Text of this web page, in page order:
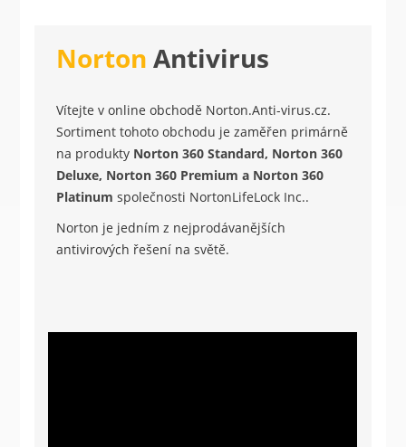
Norton Antivirus
Vítejte v online obchodě Norton.Anti-virus.cz.
Sortiment tohoto obchodu je zaměřen primárně
na produkty Norton 360 Standard, Norton 360
Deluxe, Norton 360 Premium a Norton 360
Platinum společnosti NortonLifeLock Inc..
Norton je jedním z nejprodávanějších
antivirových řešení na světě.